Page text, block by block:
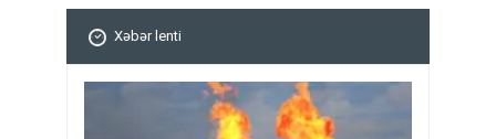
Xəbər lenti